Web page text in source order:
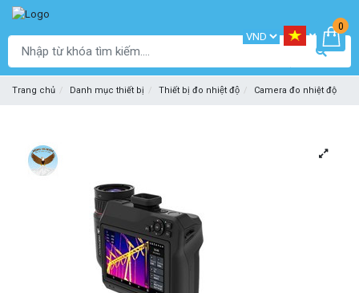
0
Trang chủ Danh mục thiết bị Thiết bị đo nhiệt độ Camera đo nhiệt độ